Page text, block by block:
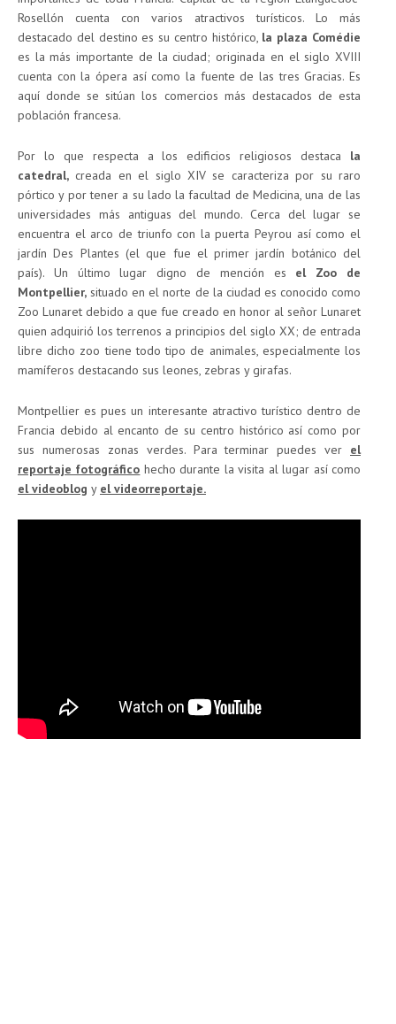
Rosellón cuenta con varios atractivos turísticos. Lo más
destacado del destino es su centro histórico, la plaza Comédie
es la más importante de la ciudad; originada en el siglo XVIII
cuenta con la ópera así como la fuente de las tres Gracias. Es
aquí donde se sitúan los comercios más destacados de esta
población francesa.
Por lo que respecta a los edificios religiosos destaca la
catedral, creada en el siglo XIV se caracteriza por su raro
pórtico y por tener a su lado la facultad de Medicina, una de las
universidades más antiguas del mundo. Cerca del lugar se
encuentra el arco de triunfo con la puerta Peyrou así como el
jardín Des Plantes (el que fue el primer jardín botánico del
país). Un último lugar digno de mención es el Zoo de
Montpellier, situado en el norte de la ciudad es conocido como
Zoo Lunaret debido a que fue creado en honor al señor Lunaret
quien adquirió los terrenos a principios del siglo XX; de entrada
libre dicho zoo tiene todo tipo de animales, especialmente los
mamíferos destacando sus leones, zebras y girafas.
Montpellier es pues un interesante atractivo turístico dentro de
Francia debido al encanto de su centro histórico así como por
sus numerosas zonas verdes. Para terminar puedes ver el
reportaje fotográfico hecho durante la visita al lugar así como
el videoblog y el videorreportaje.